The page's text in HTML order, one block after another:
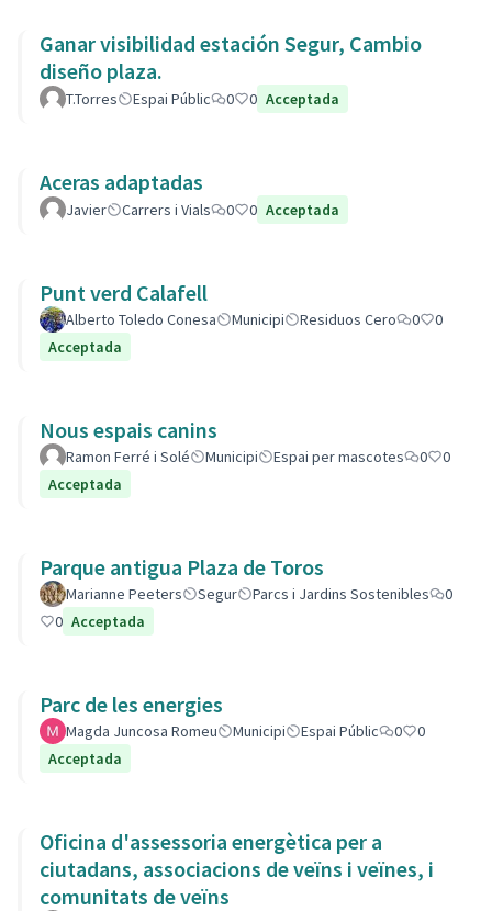
Ganar visibilidad estación Segur, Cambio
diseño plaza.
T.Torres Espai Públic 0 0 Acceptada
Aceras adaptadas
Javier Carrers i Vials 0 0 Acceptada
Punt verd Calafell
Alberto Toledo Conesa Municipi Residuos Cero 0
0
Acceptada
Nous espais canins
Ramon Ferré i Solé Municipi Espai per mascotes 0
0
Acceptada
Parque antigua Plaza de Toros
Marianne Peeters Segur Parcs i Jardins Sostenibles
0
0 Acceptada
Parc de les energies
Magda Juncosa Romeu Municipi Espai Públic 0
0
Acceptada
Oficina d'assessoria energètica per a
ciutadans, associacions de veïns i veïnes, i
comunitats de veïns